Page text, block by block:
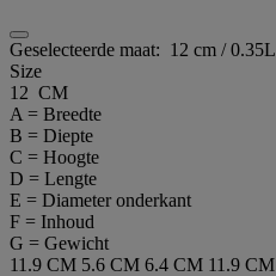
Geselecteerde maat: 12 cm / 0.35L
Size
12 CM
A = Breedte
B = Diepte
C = Hoogte
D = Lengte
E = Diameter onderkant
F = Inhoud
G = Gewicht
11.9 CM 5.6 CM 6.4 CM 11.9 CM